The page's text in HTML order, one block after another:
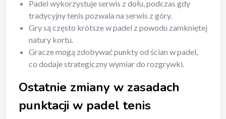
Padel wykorzystuje serwis z dołu, podczas gdy
tradycyjny tenis pozwala na serwis z góry.
Gry są często krótsze w padel z powodu zamkniętej
natury kortu.
Gracze mogą zdobywać punkty od ścian w padel,
co dodaje strategiczny wymiar do rozgrywki.
Ostatnie zmiany w zasadach
punktacji w padel tenis